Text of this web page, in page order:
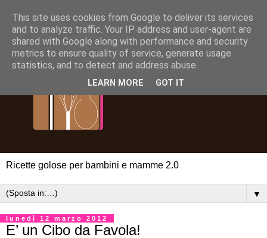
Ricette golose per bambini e mamme 2.0
▼
lunedì 12 marzo 2012
E’ un Cibo da Favola!
This site uses cookies from Google to deliver its services
and to analyze traffic. Your IP address and user-agent are
shared with Google along with performance and security
metrics to ensure quality of service, generate usage
statistics, and to detect and address abuse.
LEARN MORE GOT IT